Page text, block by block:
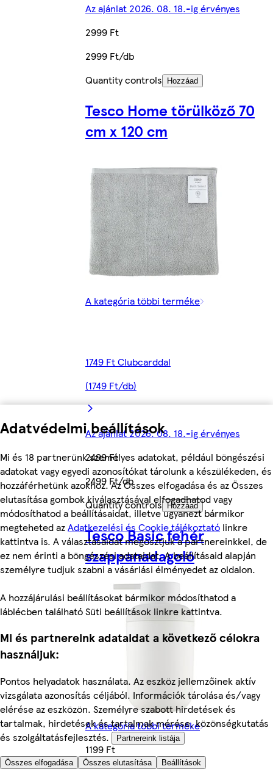
Adatvédelmi beállítások
Mi és 18 partnerünk személyes adatokat, például böngészési
adatokat vagy egyedi azonosítókat tárolunk a készülékeden, és
hozzáférhetünk azokhoz. Az Összes elfogadása és az Összes
elutasítása gombok kiválasztásával elfogadhatod vagy
módosíthatod a beállításaidat, illetve ugyanezt bármikor
megteheted azAdatkezelési és Cookie tájékoztató linkre
kattintva is. A választásaidat megosztjuk a partnereinkkel, de
ez nem érinti a böngészési adataidat. A beállításaid alapján
személyre tudjuk szabni a vásárlási élményedet az oldalon.
A hozzájárulási beállításokat bármikor módosíthatod a
láblécben található Süti beállítások linkre kattintva.
Mi és partnereink adataidat a következő célokra
használjuk:
Pontos helyadatok használata. Az eszköz jellemzőinek aktív
vizsgálata azonosítás céljából. Információk tárolása és/vagy
elérése az eszközön. Személyre szabott hirdetések és
tartalmak, hirdetések és tartalmak mérése, közönségkutatás
és szolgáltatásfejlesztés.
Partnereink listája
Összes elfogadása Összes elutasítása Beállítások
Az ajánlat 2026. 08. 18.-ig érvényes
2999 Ft
2999 Ft/db
Quantity controls
Hozzáad
Tesco Home törülköző 70
cm x 120 cm
A kategória többi terméke
1749 Ft Clubcarddal
(1749 Ft/db)
Az ajánlat 2026. 08. 18.-ig érvényes
2499 Ft
2499 Ft/db
Quantity controls Hozzáad
Tesco Basic fehér
szappanadagoló
A kategória többi terméke
1199 Ft